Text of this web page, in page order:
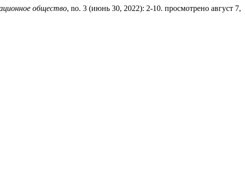
общество, no. 3 (июнь 30, 2022): 2-10. просмотрено август 7,